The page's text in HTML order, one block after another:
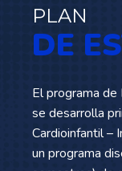
PLAN
DE
El programa de
se desarrolla
Cardioinfantil –
un programa